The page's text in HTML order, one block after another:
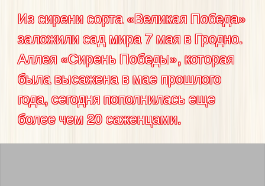
Из сирени сорта «Великая Победа»
заложили сад мира 7 мая в Гродно.
Аллея «Сирень Победы», которая
была высажена в мае прошлого
года, сегодня пополнилась еще
более чем 20 саженцами.